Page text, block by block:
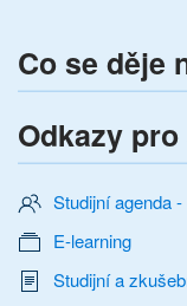
Co se děje
Odkazy
Studijní agenda -
E-learning
Studijní a